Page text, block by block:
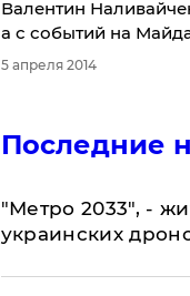
Валентин
а с событий на
5 апреля 2014
Последние
"Метро 2033", -
украинских